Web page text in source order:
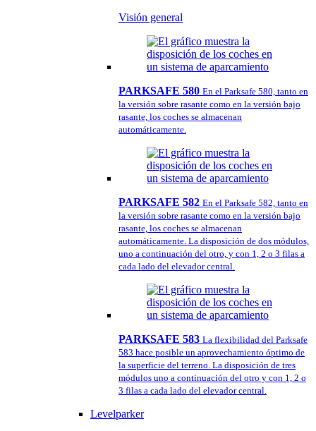
Visión general
PARKSAFE 580 En el Parksafe 580, tanto en
la versión sobre rasante como en la versión bajo
rasante, los coches se almacenan
automáticamente.
PARKSAFE 582 En el Parksafe 582, tanto en
la versión sobre rasante como en la versión bajo
rasante, los coches se almacenan
automáticamente. La disposición de dos módulos,
uno a continuación del otro, y con 1, 2 o 3 filas a
cada lado del elevador central.
PARKSAFE 583 La flexibilidad del Parksafe
583 hace posible un aprovechamiento óptimo de
la superficie del terreno. La disposición de tres
módulos uno a continuación del otro y con 1, 2 o
3 filas a cada lado del elevador central.
Levelparker